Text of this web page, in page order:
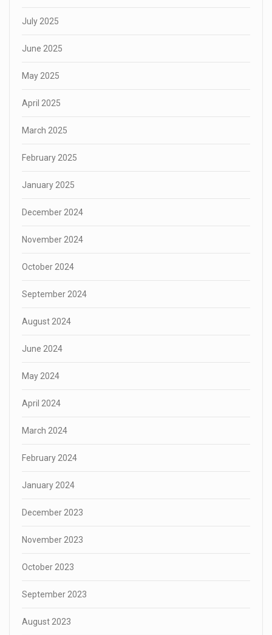
July 2025
June 2025
May 2025
April 2025
March 2025
February 2025
January 2025
December 2024
November 2024
October 2024
September 2024
August 2024
June 2024
May 2024
April 2024
March 2024
February 2024
January 2024
December 2023
November 2023
October 2023
September 2023
August 2023